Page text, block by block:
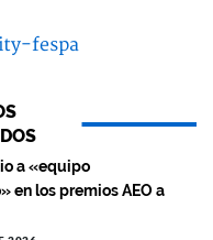
fespa
a «equipo
en los premios AEO a